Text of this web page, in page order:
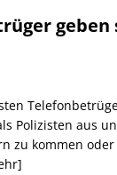
geben
Polizisten aus
zu kommen